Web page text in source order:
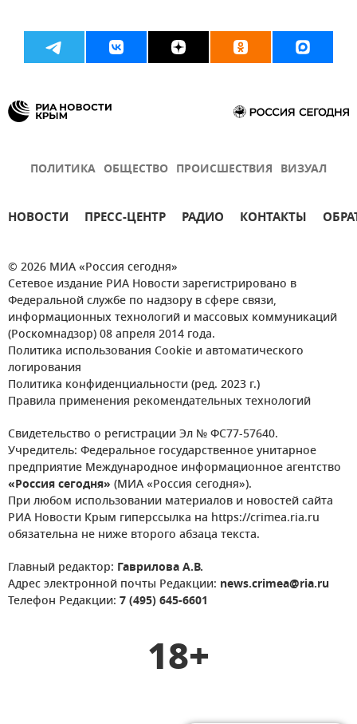
ПОЛИТИКА ОБЩЕСТВО ПРОИСШЕСТВИЯ ВИЗУАЛ
НОВОСТИ ПРЕСС-ЦЕНТР РАДИО КОНТАКТЫ
© 2026 МИА «Россия сегодня»
Сетевое издание РИА Новости зарегистрировано в
Федеральной службе по надзору в сфере связи,
информационных технологий и массовых коммуникаций
(Роскомнадзор) 08 апреля 2014 года.
Политика использования Cookie и автоматического
логирования
Политика конфиденциальности (ред. 2023 г.)
Правила применения рекомендательных технологий
Свидетельство о регистрации Эл № ФС77-57640.
Учредитель: Федеральное государственное унитарное
предприятие Международное информационное агентство
«Россия сегодня» (МИА «Россия сегодня»).
При любом использовании материалов и новостей сайта
РИА Новости Крым гиперссылка на https://crimea.ria.ru
обязательна не ниже второго абзаца текста.
Главный редактор: Гаврилова А.В.
Адрес электронной почты Редакции: news.crimea@ria.ru
Телефон Редакции: 7 (495) 645-6601
18+